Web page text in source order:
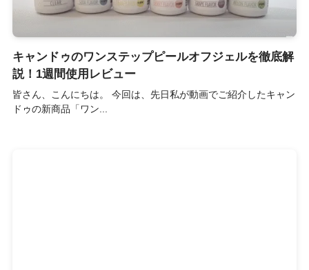
キャンドゥのワンステップピールオフジェルを徹底解
説！1週間使用レビュー
皆さん、こんにちは。 今回は、先日私が動画でご紹介したキャン
ドゥの新商品「ワン...